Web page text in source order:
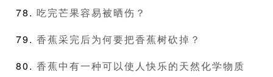
吃完芒果容易被晒伤？
香蕉采完后为何要把香蕉树砍掉？
香蕉中有一种可以使人快乐的天然化学物质